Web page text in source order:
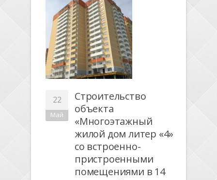
22
Май
Строительство
объекта
«Многоэтажный
жилой дом литер «4»
со встроенно-
пристроенными
помещениями в 14